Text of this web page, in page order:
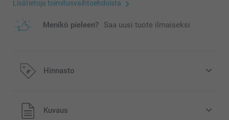
Lisätietoja toimitusvaihtoehdoista
Menikö pieleen? Saa uusi tuote ilmaiseksi
Hinnasto
Kaikki hinnat ovat euroina, sisältävät arvonlisäveron ja
eivät sisällä postikuluja.
Kuvaus